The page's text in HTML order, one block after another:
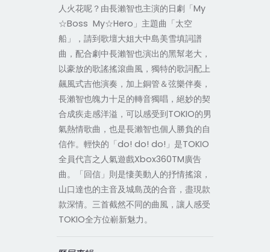
人火花呢？由長瀨智也主演的日劇「My
☆Boss My☆Hero」主題曲「太空
船」，請到歌壇大姐大中島美雪填詞譜
曲，配合劇中長瀨智也演出的黑幫老大，
以豪放的歌謠搖滾曲風，獨特的歌詞配上
飆風式吉他演奏，加上銅管＆弦樂伴奏，
長瀨智也魄力十足的轉音獨唱，絕妙的契
合成疾走感洋溢，可以感受到TOKIO的男
氣熱情歌曲，也是長瀨智也個人勝負的自
信作。輕快的「do! do! do!」是TOKIO
全員代言之人氣遊戲Xbox360TM廣告
曲。「回信」則是悽美動人的抒情搖滾，
山口達也的主音及城島茂的合音，盡現款
款深情。三首截然不同的曲風，讓人感受
TOKIO全方位嶄新魅力。